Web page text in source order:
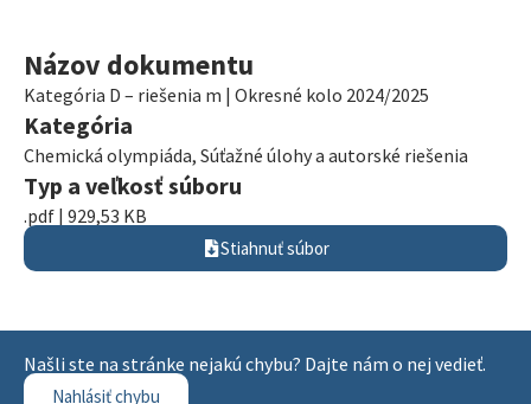
Názov dokumentu
Kategória D – riešenia m | Okresné kolo 2024/2025
Kategória
Chemická olympiáda, Súťažné úlohy a autorské riešenia
Typ a veľkosť súboru
.pdf | 929,53 KB
Stiahnuť súbor
Našli ste na stránke nejakú chybu? Dajte nám o nej vedieť.
Nahlásiť chybu